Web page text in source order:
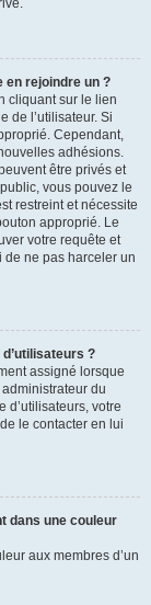
en rejoindre un ?
cliquant sur le lien
de l’utilisateur. Si
Cependant,
adhésions.
être privés et
vous pouvez le
restreint et nécessite
approprié. Le
votre requête et
de ne pas harceler un
?
assigné lorsque
du
d’utilisateurs, votre
le contacter en lui
dans une couleur
aux membres d’un